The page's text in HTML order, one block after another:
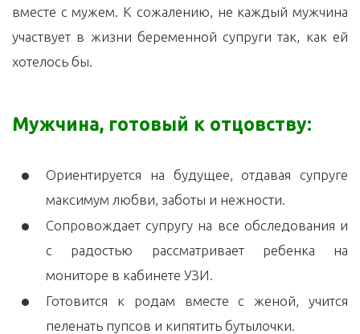
вместе с мужем. К сожалению, не каждый мужчина
участвует в жизни беременной супруги так, как ей
хотелось бы.
Мужчина, готовый к отцовству:
Ориентируется на будущее, отдавая супруге
максимум любви, заботы и нежности.
Сопровождает супругу на все обследования и
с радостью рассматривает ребенка на
мониторе в кабинете УЗИ.
Готовится к родам вместе с женой, учится
пеленать пупсов и кипятить бутылочки.